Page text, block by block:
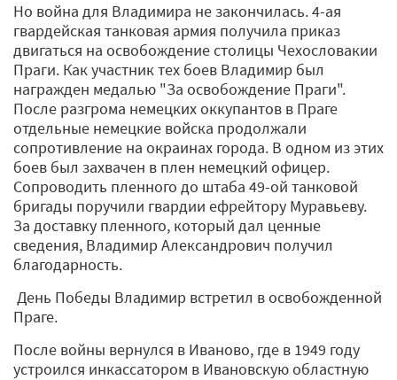
Но война для Владимира не закончилась. 4-ая
гвардейская танковая армия получила приказ
двигаться на освобождение столицы Чехословакии
Праги. Как участник тех боев Владимир был
награжден медалью "За освобождение Праги".
После разгрома немецких оккупантов в Праге
отдельные немецкие войска продолжали
сопротивление на окраинах города. В одном из этих
боев был захвачен в плен немецкий офицер.
Сопроводить пленного до штаба 49-ой танковой
бригады поручили гвардии ефрейтору Муравьеву.
За доставку пленного, который дал ценные
сведения, Владимир Александрович получил
благодарность.
День Победы Владимир встретил в освобожденной
Праге.
После войны вернулся в Иваново, где в 1949 году
устроился инкассатором в Ивановскую областную